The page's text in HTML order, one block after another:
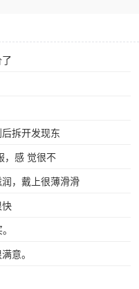
拆开发现东
，感 觉很不
，戴上很薄滑滑
意。